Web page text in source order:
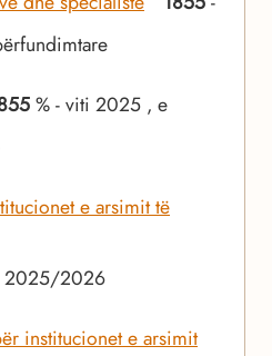
% - viti 2025 , e
e arsimit të
2025/2026
institucionet e arsimit